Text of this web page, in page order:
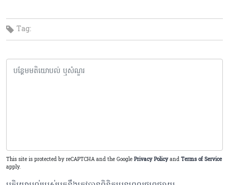
Tag:
This site is protected by reCAPTCHA and the Google Privacy Policy and Terms of Service
apply.